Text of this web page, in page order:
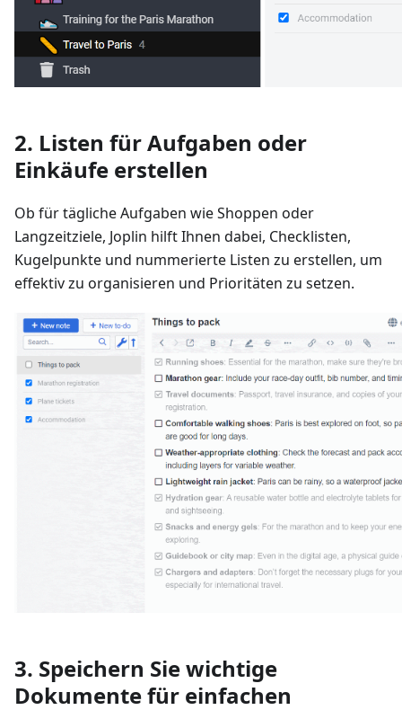
2. Listen für Aufgaben oder
Einkäufe erstellen
Ob für tägliche Aufgaben wie Shoppen oder
Langzeitziele, Joplin hilft Ihnen dabei, Checklisten,
Kugelpunkte und nummerierte Listen zu erstellen, um
effektiv zu organisieren und Prioritäten zu setzen.
3. Speichern Sie wichtige
Dokumente für einfachen